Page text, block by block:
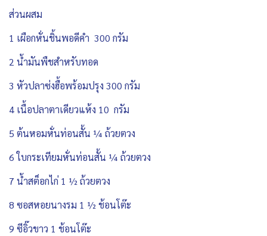
ส่วนผสม
1 เผือกหั่นชิ้นพอดีคำ 300 กรัม
2 น้ำมันพืชสำหรับทอด
3 หัวปลาซ่งฮื้อพร้อมปรุง 300 กรัม
4 เนื้อปลาตาเดียวแห้ง 10 กรัม
5 ต้นหอมหั่นท่อนสั้น ¼ ถ้วยตวง
6 ใบกระเทียมหั่นท่อนสั้น ¼ ถ้วยตวง
7 น้ำสต็อกไก่ 1 ½ ถ้วยตวง
8 ซอสหอยนางรม 1 ½ ช้อนโต๊ะ
9 ซีอิ๊วขาว 1 ช้อนโต๊ะ